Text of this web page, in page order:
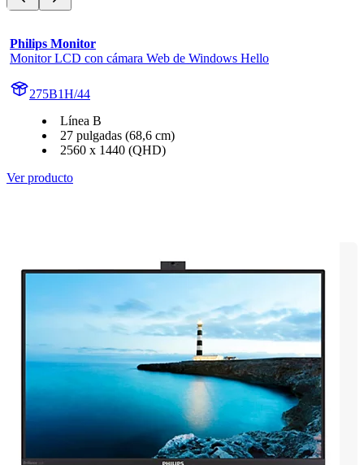
Philips Monitor
Monitor LCD con cámara Web de Windows Hello
275B1H/44
Línea B
27 pulgadas (68,6 cm)
2560 x 1440 (QHD)
Ver producto